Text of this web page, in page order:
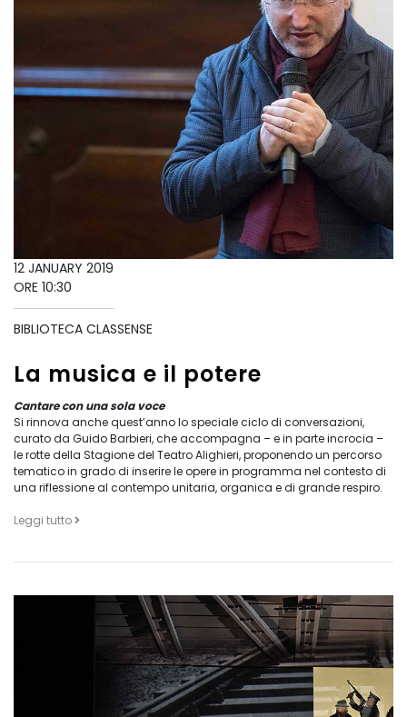
12 JANUARY 2019
ORE 10:30
BIBLIOTECA CLASSENSE
La musica e il potere
Cantare con una sola voce
Si rinnova anche quest’anno lo speciale ciclo di conversazioni,
curato da Guido Barbieri, che accompagna – e in parte incrocia –
le rotte della Stagione del Teatro Alighieri, proponendo un percorso
tematico in grado di inserire le opere in programma nel contesto di
una riflessione al contempo unitaria, organica e di grande respiro.
Leggi tutto